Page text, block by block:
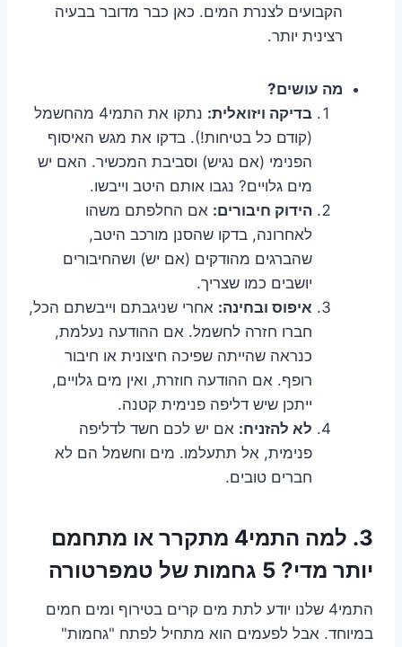
הקבועים לצנרת המים. כאן כבר מדובר בבעיה
רצינית יותר.
מה עושים?
בדיקה ויזואלית:
נתקו את התמי4 מהחשמל
(קודם כל בטיחות!). בדקו את מגש האיסוף
הפנימי (אם נגיש) וסביבת המכשיר. האם יש
מים גלויים? נגבו אותם היטב וייבשו.
הידוק חיבורים: אם החלפתם משהו
לאחרונה, בדקו שהסנן מורכב היטב,
שהברגים מהודקים (אם יש) ושהחיבורים
יושבים כמו שצריך.
איפוס ובחינה: אחרי שניגבתם וייבשתם הכל,
חברו חזרה לחשמל. אם ההודעה נעלמת,
כנראה שהייתה שפיכה חיצונית או חיבור
רופף. אם ההודעה חוזרת, ואין מים גלויים,
ייתכן שיש דליפה פנימית קטנה.
לא להזניח: אם יש לכם חשד לדליפה
פנימית, אל תתעלמו. מים וחשמל הם לא
חברים טובים.
3. למה התמי4 מתקרר או מתחמם
יותר מדי? 5 גחמות של טמפרטורה
התמי4 שלנו יודע לתת מים קרים בטירוף ומים חמים
במיוחד. אבל לפעמים הוא מתחיל לפתח "גחמות"